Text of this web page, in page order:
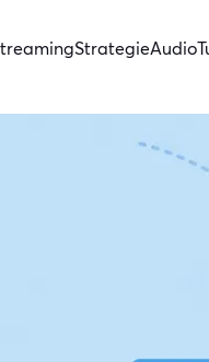
StrategieAudio